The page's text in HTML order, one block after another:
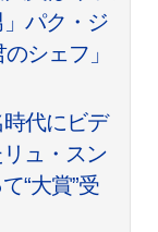
パク・ジ
シェフ」
時代にビデ
ュ・スン
“大賞”受